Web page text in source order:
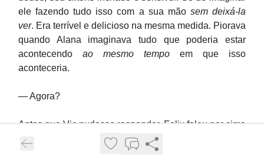
ele fazendo tudo isso com a sua mão sem deixá-la
ver. Era terrível e delicioso na mesma medida. Piorava
quando Alana imaginava tudo que poderia estar
acontecendo ao mesmo tempo em que isso
aconteceria.
— Agora?
Antes que Vic pudesse responder, Felix falou por cima
do ombro de Alana.